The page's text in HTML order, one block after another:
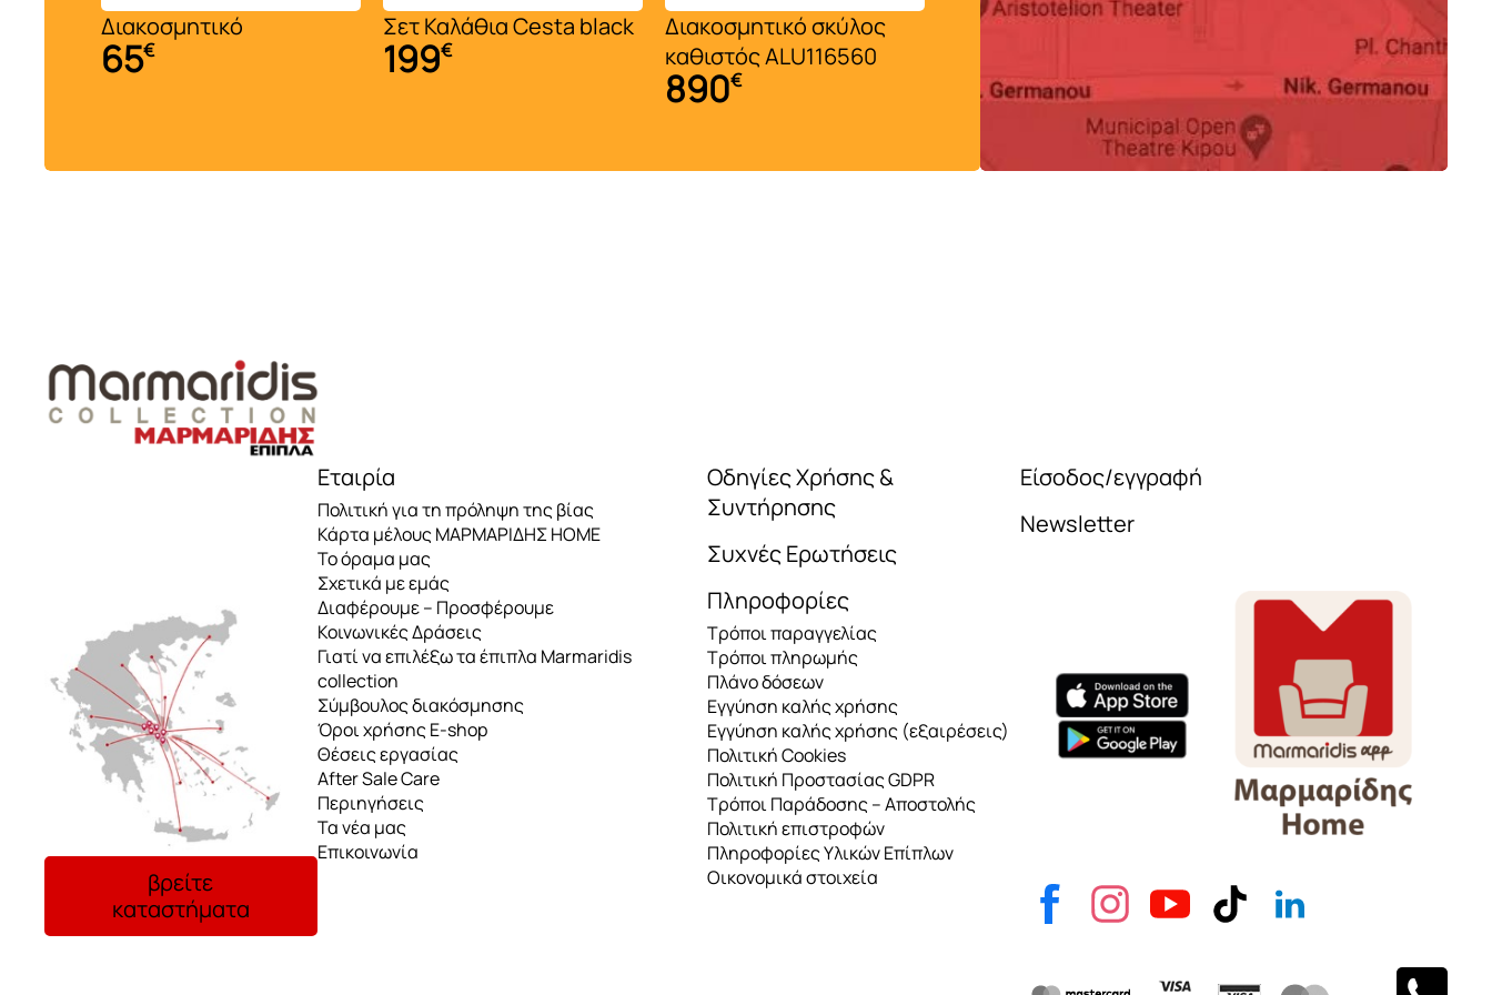
Τραπέζια δείπνου
Το μήνυμά σας
Διακοσμητικό
65€
Σετ Καλάθια Cesta black
199€
Διακοσμητικό σκύλος
καθιστός ALU116560
890€
Διακοσμητικό Φανάρι Διακοσμητικό Φανάρι
βρείτε
καταστήματα
Εταιρία
Πολιτική για τη πρόληψη της βίας
Κάρτα μέλους ΜΑΡΜΑΡΙΔΗΣ HOME
Το όραμα μας
Σχετικά με εμάς
Διαφέρουμε – Προσφέρουμε
Κοινωνικές Δράσεις
Γιατί να επιλέξω τα έπιπλα Marmaridis
collection
Σύμβουλος διακόσμησης
Όροι χρήσης E-shop
Θέσεις εργασίας
After Sale Care
Περιηγήσεις
Τα νέα μας
Επικοινωνία
Οδηγίες Χρήσης &
Συντήρησης
Συχνές Ερωτήσεις
Πληροφορίες
Τρόποι παραγγελίας
Τρόποι πληρωμής
Πλάνο δόσεων
Εγγύηση καλής χρήσης
Εγγύηση καλής χρήσης (εξαιρέσεις)
Πολιτική Cookies
Πολιτική Προστασίας GDPR
Τρόποι Παράδοσης – Αποστολής
Πολιτική επιστροφών
Πληροφορίες Υλικών Επίπλων
Οικονομικά στοιχεία
Είσοδος/εγγραφή
Newsletter